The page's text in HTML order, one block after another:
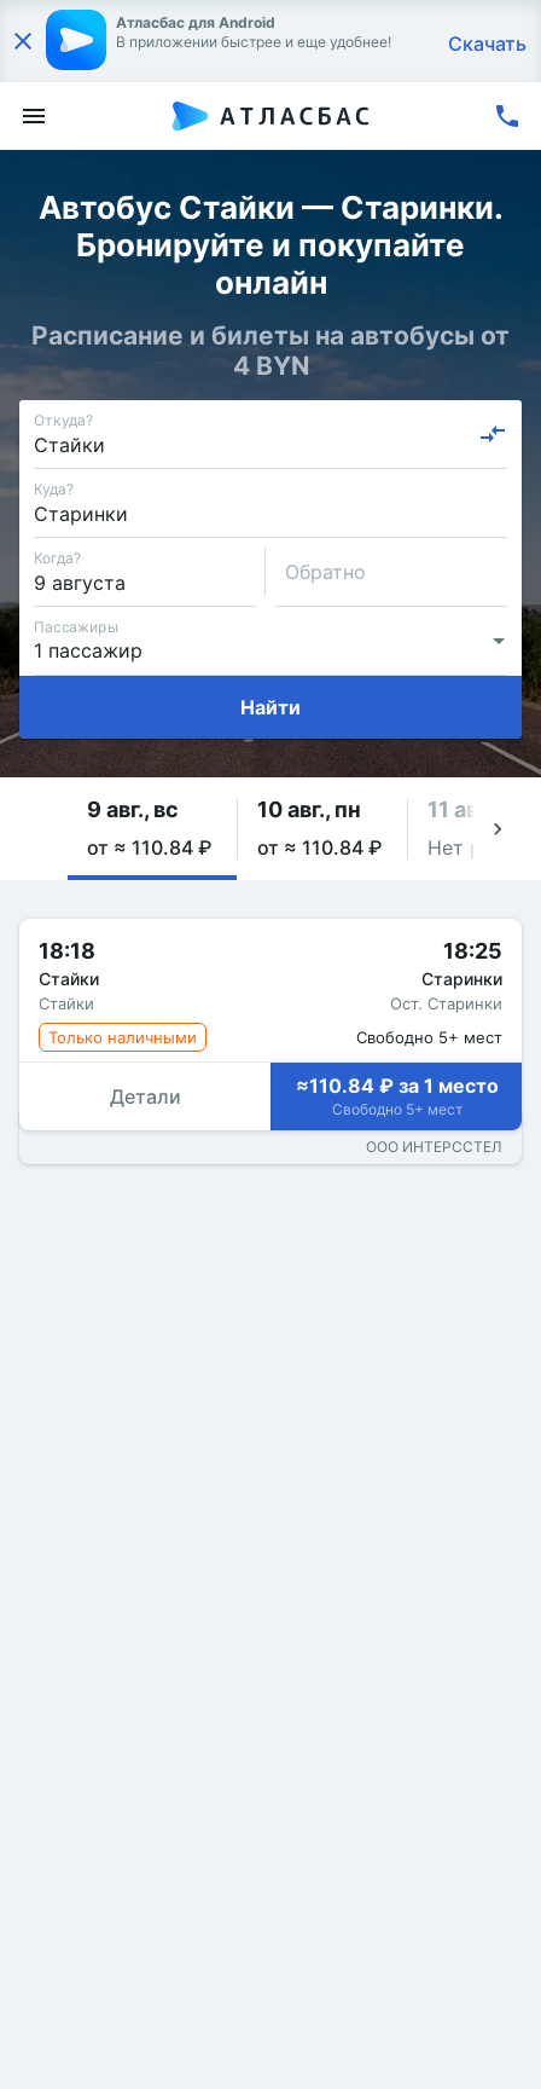
Атласбас для Android
В приложении быстрее и еще удобнее!
Скачать
Автобус Стайки — Старинки.
Бронируйте и покупайте
онлайн
Расписание и билеты на автобусы от
4 BYN
Откуда?
Куда?
Когда?
Обратно
Пассажиры
Найти
9 авг., вс
от ≈ 110.84 ₽
10 авг., пн
от ≈ 110.84 ₽
11 авг., вт
Нет рейсов
18:18
Стайки
Стайки
18:25
Старинки
Ост. Старинки
Только наличными
Свободно 5+ мест
Детали ≈110.84 ₽ за 1 место
Свободно 5+ мест
ООО ИНТЕРССТЕЛ